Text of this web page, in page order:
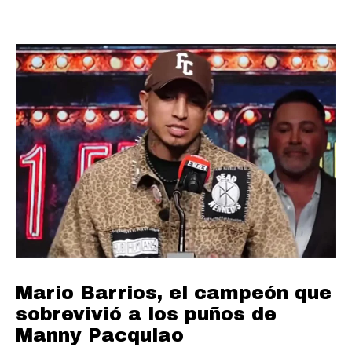
Mario Barrios, el campeón que
sobrevivió a los puños de
Manny Pacquiao